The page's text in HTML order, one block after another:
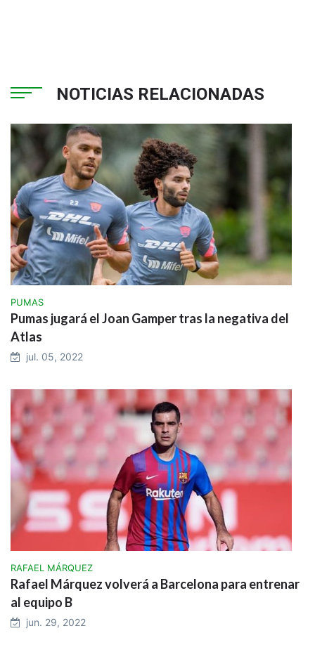
NOTICIAS RELACIONADAS
PUMAS
Pumas jugará el Joan Gamper tras la negativa del
Atlas
jul. 05, 2022
RAFAEL MÁRQUEZ
Rafael Márquez volverá a Barcelona para entrenar
al equipo B
jun. 29, 2022